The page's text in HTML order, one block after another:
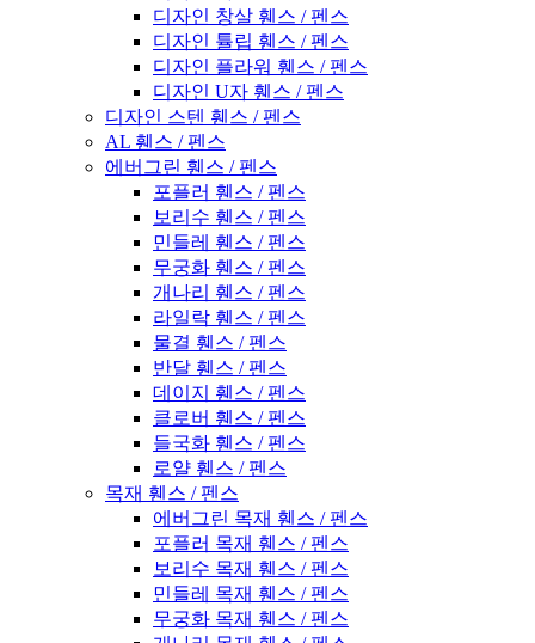
디자인 창살 휀스 / 펜스
디자인 튤립 휀스 / 펜스
디자인 플라워 휀스 / 펜스
디자인 U자 휀스 / 펜스
디자인 스텐 휀스 / 펜스
AL 휀스 / 펜스
에버그린 휀스 / 펜스
포플러 휀스 / 펜스
보리수 휀스 / 펜스
민들레 휀스 / 펜스
무궁화 휀스 / 펜스
개나리 휀스 / 펜스
라일락 휀스 / 펜스
물결 휀스 / 펜스
반달 휀스 / 펜스
데이지 휀스 / 펜스
클로버 휀스 / 펜스
들국화 휀스 / 펜스
로얄 휀스 / 펜스
목재 휀스 / 펜스
에버그린 목재 휀스 / 펜스
포플러 목재 휀스 / 펜스
보리수 목재 휀스 / 펜스
민들레 목재 휀스 / 펜스
무궁화 목재 휀스 / 펜스